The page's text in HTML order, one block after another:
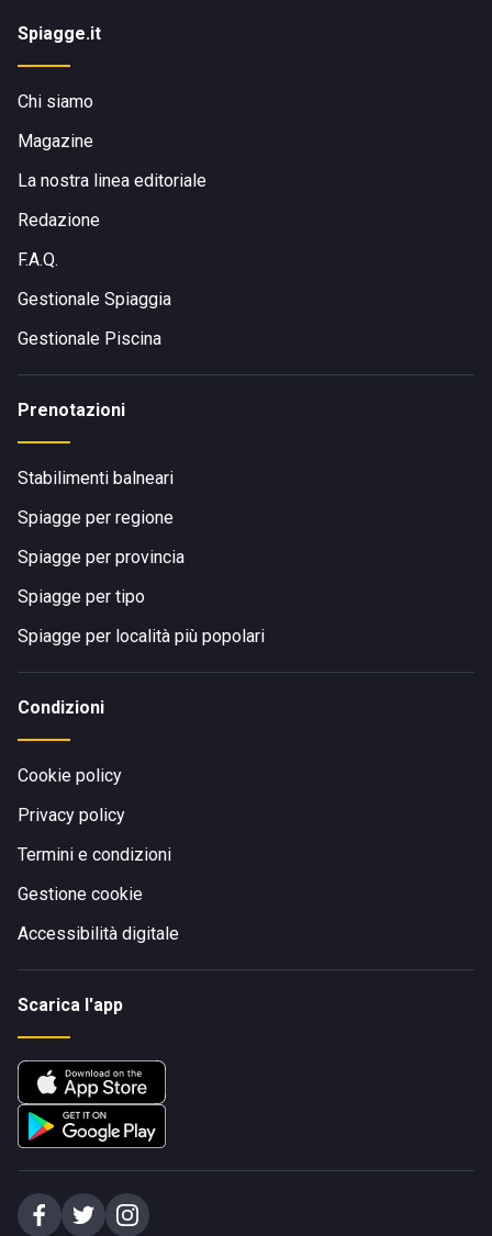
Spiagge.it
Chi siamo
Magazine
La nostra linea editoriale
Redazione
F.A.Q.
Gestionale Spiaggia
Gestionale Piscina
Prenotazioni
Stabilimenti balneari
Spiagge per regione
Spiagge per provincia
Spiagge per tipo
Spiagge per località più popolari
Condizioni
Cookie policy
Privacy policy
Termini e condizioni
Gestione cookie
Accessibilità digitale
Scarica l'app